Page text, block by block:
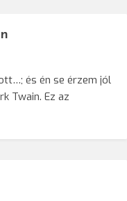
és én se érzem jól
Twain. Ez az